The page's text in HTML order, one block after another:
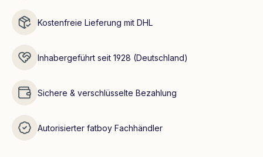
Kostenfreie Lieferung mit DHL
Inhabergeführt seit 1928 (Deutschland)
Sichere & verschlüsselte Bezahlung
Autorisierter fatboy Fachhändler